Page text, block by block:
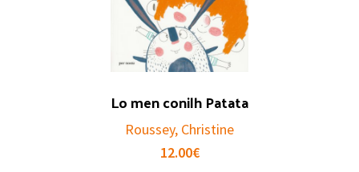
Lo men conilh Patata
Roussey, Christine
12.00€